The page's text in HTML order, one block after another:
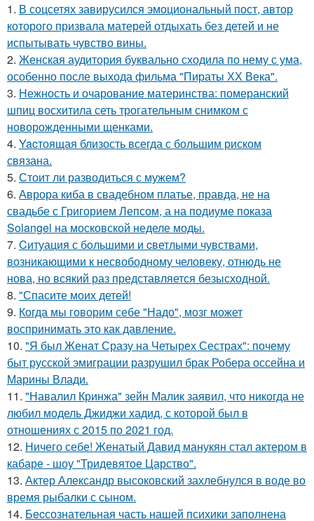
1. В соцсетях завирусился эмоциональный пост, автор
которого призвала матерей отдыхать без детей и не
испытывать чувство вины.
2. Женская аудитория буквально сходила по нему с ума,
особенно после выхода фильма "Пираты ХХ Века".
3. Нежность и очарование материнства: померанский
шпиц восхитила сеть трогательным снимком с
новорожденными щенками.
4. Yacтоящая близость всегда с большим риском
связана.
5. Стоит ли разводиться с мужем?
6. Аврора киба в свадебном платье, правда, не на
свадьбе с Григорием Лепсом, а на подиуме показа
Solangel на московской неделе моды.
7. Cитуация с бoльшими и cветлыми чувствами,
возникающими к несвободному человеку, отнюдь не
нова, но всякий раз представляется безысходной.
8. "Спасите моих детей!
9. Когда мы говорим себе "Надо", мозг может
воспринимать это как давление.
10. "Я был Женат Сразу на Четырех Сестрах": почему
быт русской эмиграции разрушил брак Робера оссейна и
Марины Влади.
11. "Навалил Кринжа" зейн Малик заявил, что никогда не
любил модель Джиджи хадид, с которой был в
отношениях с 2015 по 2021 год.
12. Ничего себе! Женатый Давид манукян стал актером в
кабаре - шоу "Тридевятое Царство".
13. Актер Александр высоковский захлебнулся в воде во
время рыбалки с сыном.
14. Бecсознательная часть нашей психики заполнена